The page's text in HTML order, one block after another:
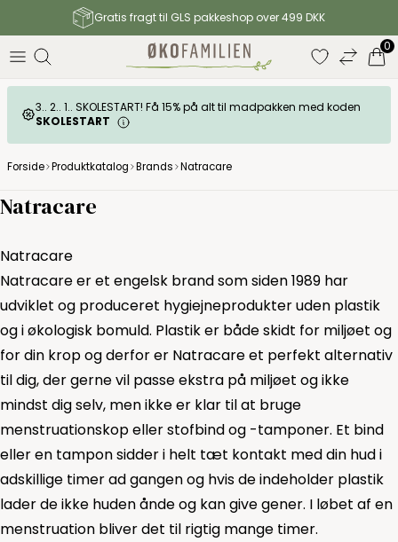
Gratis fragt til GLS pakkeshop over 499 DKK
0
3.. 2.. 1.. SKOLESTART! Få 15% på alt til madpakken med koden
SKOLESTART
Forside Produktkatalog Brands Natracare
Natracare
Natracare
Natracare er et engelsk brand som siden 1989 har
udviklet og produceret hygiejneprodukter uden plastik
og i økologisk bomuld. Plastik er både skidt for miljøet og
for din krop og derfor er Natracare et perfekt alternativ
til dig, der gerne vil passe ekstra på miljøet og ikke
mindst dig selv, men ikke er klar til at bruge
menstruationskop eller stofbind og -tamponer. Et bind
eller en tampon sidder i helt tæt kontakt med din hud i
adskillige timer ad gangen og hvis de indeholder plastik
lader de ikke huden ånde og kan give gener. I løbet af en
menstruation bliver det til rigtig mange timer.